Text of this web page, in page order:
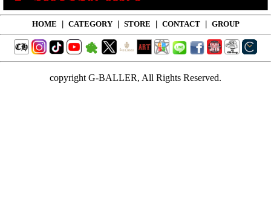
HOME CATEGORY STORE CONTACT GROUP
copyright G-BALLER, All Rights Reserved.